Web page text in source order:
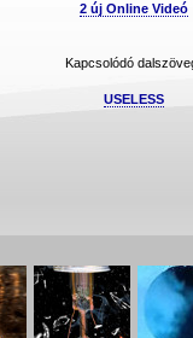
2 új Online Videó
Kapcsolódó
USELESS